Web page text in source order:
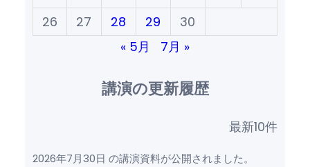
26
27 28 29
30
« 5月
7月 »
講演の更新履歴
最新10件
2026年7月30日 の講演資料が公開されました。